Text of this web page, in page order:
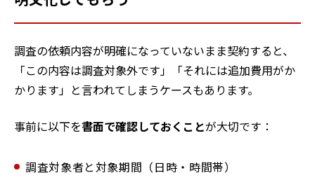
調査の依頼内容が明確になっていないまま契約すると、
「この内容は調査対象外です」「それには追加費用がか
かります」と言われてしまうケースもあります。
事前に以下を書面で確認しておくことが大切です：
調査対象者と対象期間（日時・時間帯）